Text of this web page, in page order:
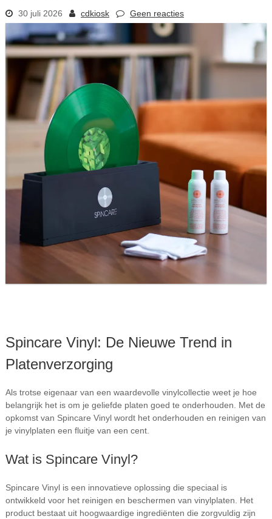
30 juli 2026 cdkiosk Geen reacties
Spincare Vinyl: De Nieuwe Trend in
Platenverzorging
Als trotse eigenaar van een waardevolle vinylcollectie weet je hoe
belangrijk het is om je geliefde platen goed te onderhouden. Met de
opkomst van Spincare Vinyl wordt het onderhouden en reinigen van
je vinylplaten een fluitje van een cent.
Wat is Spincare Vinyl?
Spincare Vinyl is een innovatieve oplossing die speciaal is
ontwikkeld voor het reinigen en beschermen van vinylplaten. Het
product bestaat uit hoogwaardige ingrediënten die zorgvuldig zijn